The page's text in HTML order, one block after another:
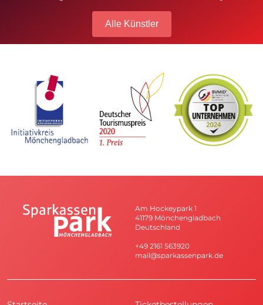
Alle Künstler
Am Hockeypark 1
41179 Mönchengladbach
Deutschland
+49 2161 563920
mail@sparkassenpark.de